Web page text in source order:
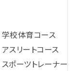
学校体育コース
アスリートコース
スポーツトレーナー